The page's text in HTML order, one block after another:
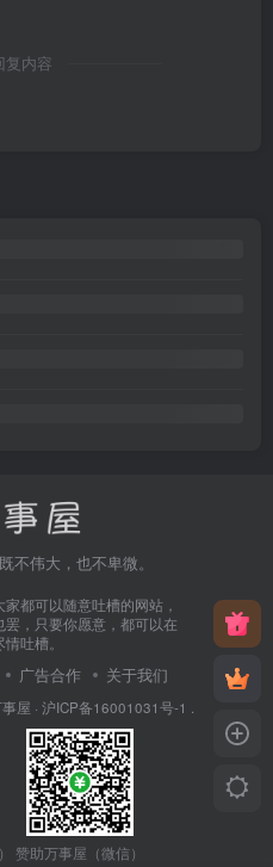
复内容
不伟大，也不卑微。
都可以随意吐槽的网站，
，只要你愿意，都可以在
吐槽。
广告合作 关于我们
屋 · 沪ICP备16001031号-1
赞助万事屋（微信）